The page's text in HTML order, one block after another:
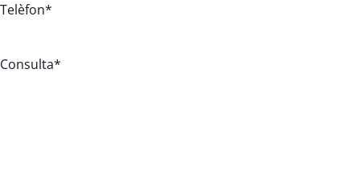
Telèfon*
Consulta*